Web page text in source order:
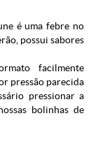
é uma febre no
possui sabores
facilmente
pressão parecida
pressionar a
bolinhas de